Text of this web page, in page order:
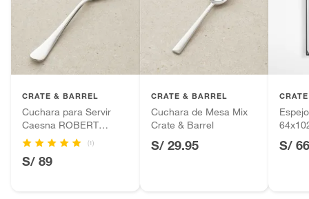
CRATE & BARREL
Cuchara para Servir
Caesna ROBERT
WELCH
(1)
S/ 89
CRATE & BARREL
Cuchara de Mesa Mix
Crate & Barrel
S/ 29.95 S/